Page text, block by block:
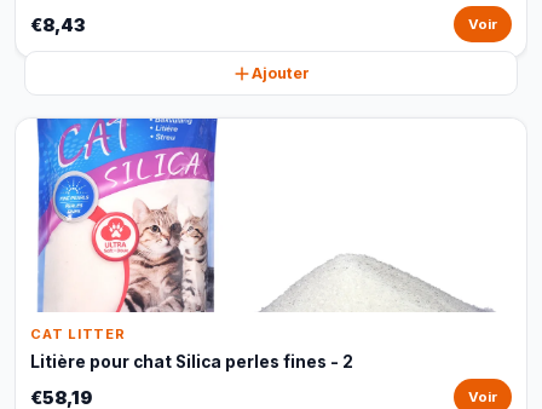
€8,43 Voir
Ajouter
CAT LITTER
Litière pour chat Silica perles fines - 2
€58,19 Voir